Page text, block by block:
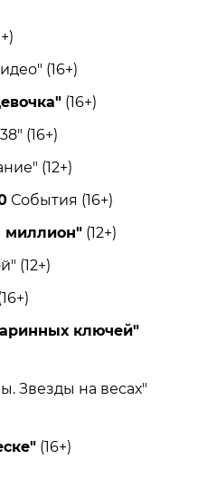
(16+)
(16+)
(16+)
(12+)
События (16+)
миллион" (12+)
(12+)
ключей"
Звезды на весах"
(16+)